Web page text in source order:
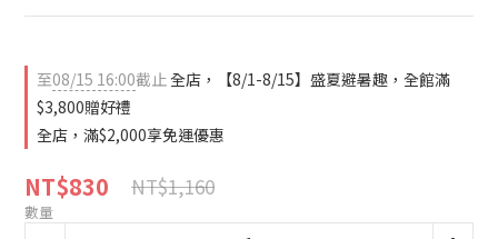
至08/15 16:00截止全店，【8/1-8/15】盛夏避暑趣，全館滿
$3,800贈好禮
全店，滿$2,000享免運優惠
NT$830 NT$1,160
數量